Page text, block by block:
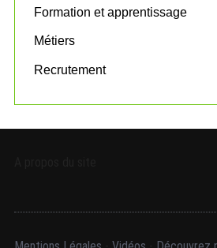
Formation et apprentissage
Métiers
Recrutement